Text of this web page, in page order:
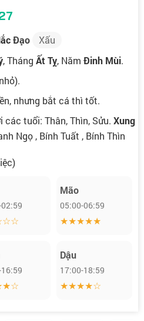
Đạo
Xấu
, Tháng Ất Tỵ, Năm Đinh Mùi.
nhưng bắt cá thì tốt.
các tuổi: Thân, Thìn, Sửu. Xung
Ngọ , Bính Tuất , Bính Thìn
Mão
05:00-06:59
★★★★★
Dậu
17:00-18:59
★★★★☆